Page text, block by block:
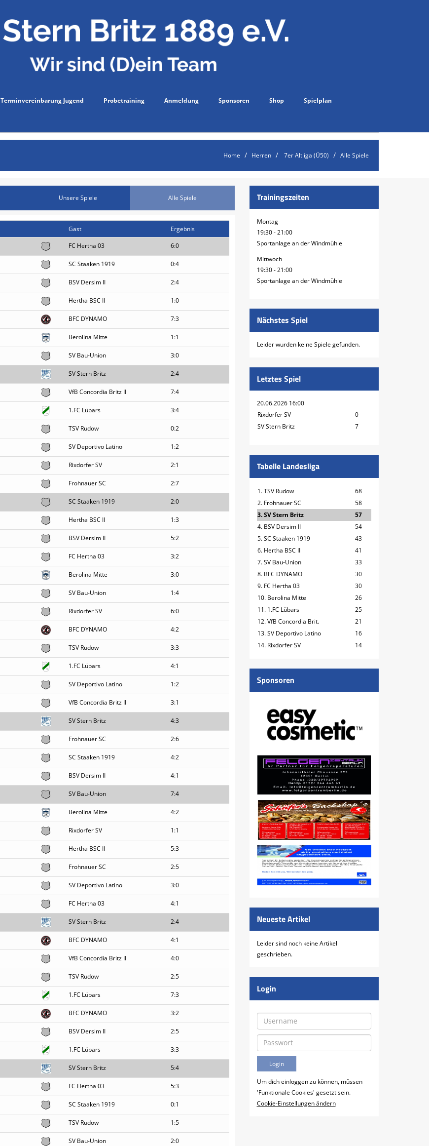
Terminvereinbarung Jugend Probetraining Anmeldung Sponsoren Shop Spielplan
Home Herren 7er Altliga (Ü50) Alle Spiele
Unsere Spiele Alle Spiele
Gast
Ergebnis
FC Hertha 03 6:0
SC Staaken 1919 0:4
BSV Dersim II 2:4
Hertha BSC II 1:0
BFC DYNAMO 7:3
Berolina Mitte 1:1
SV Bau-Union 3:0
SV Stern Britz 2:4
VfB Concordia Britz II 7:4
1.FC Lübars 3:4
TSV Rudow 0:2
SV Deportivo Latino 1:2
Rixdorfer SV 2:1
Frohnauer SC 2:7
SC Staaken 1919 2:0
Hertha BSC II 1:3
BSV Dersim II 5:2
FC Hertha 03 3:2
Berolina Mitte 3:0
SV Bau-Union 1:4
Rixdorfer SV 6:0
BFC DYNAMO 4:2
TSV Rudow 3:3
1.FC Lübars 4:1
SV Deportivo Latino 1:2
VfB Concordia Britz II 3:1
SV Stern Britz 4:3
Frohnauer SC 2:6
SC Staaken 1919 4:2
BSV Dersim II 4:1
SV Bau-Union 7:4
Berolina Mitte 4:2
Rixdorfer SV 1:1
Hertha BSC II 5:3
Frohnauer SC 2:5
SV Deportivo Latino 3:0
FC Hertha 03 4:1
SV Stern Britz 2:4
BFC DYNAMO 4:1
VfB Concordia Britz II 4:0
TSV Rudow 2:5
1.FC Lübars 7:3
BFC DYNAMO 3:2
BSV Dersim II 2:5
1.FC Lübars 3:3
SV Stern Britz 5:4
FC Hertha 03 5:3
SC Staaken 1919 0:1
TSV Rudow 1:5
SV Bau-Union 2:0
Trainingszeiten
Montag
19:30 - 21:00
Sportanlage an der Windmühle
Mittwoch
19:30 - 21:00
Sportanlage an der Windmühle
Nächstes Spiel
Leider wurden keine Spiele gefunden.
Letztes Spiel
20.06.2026 16:00
Rixdorfer SV
0
SV Stern Britz
7
Tabelle Landesliga
1. TSV Rudow
68
2. Frohnauer SC
58
3. SV Stern Britz
57
4. BSV Dersim II
54
5. SC Staaken 1919
43
6. Hertha BSC II
41
7. SV Bau-Union
33
8. BFC DYNAMO
30
9. FC Hertha 03
30
10. Berolina Mitte
26
11. 1.FC Lübars
25
12. VfB Concordia Brit.
21
13. SV Deportivo Latino
16
14. Rixdorfer SV
14
Sponsoren
Neueste Artikel
Leider sind noch keine Artikel
geschrieben.
Login
Um dich einloggen zu können, müssen
'Funktionale Cookies' gesetzt sein.
Cookie-Einstellungen ändern